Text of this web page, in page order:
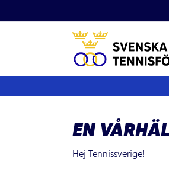
till
EN
Hej Tennissverige!